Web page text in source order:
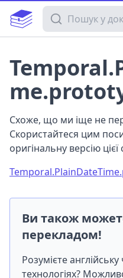
Пошук у
Схоже, що ми іще не
Скористайтеся цим
оригінальну версію цієї
Ви також
перекладом!
Розумієте
технологіях?